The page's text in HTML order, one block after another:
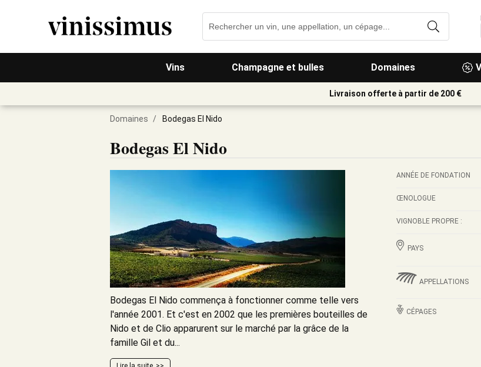
Vins Champagne et bulles Domaines
Livraison offerte à partir de 200 €
Domaines / Bodegas El Nido
Bodegas El Nido
Bodegas El Nido commença à fonctionner comme telle vers
l'année 2001. Et c'est en 2002 que les premières bouteilles de
Nido et de Clio apparurent sur le marché par la grâce de la
famille Gil et du...
ANNÉE DE FONDATION
ŒNOLOGUE
VIGNOBLE PROPRE :
PAYS
APPELLATIONS
CÉPAGES